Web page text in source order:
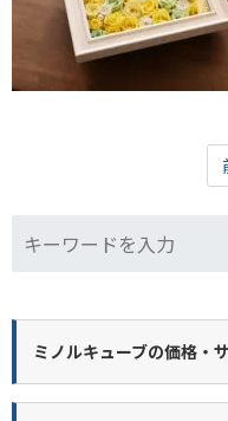
ミノルキューブの価格・